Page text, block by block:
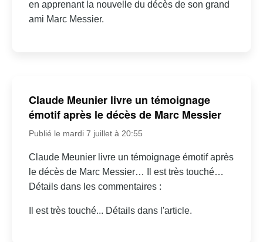
en apprenant la nouvelle du décès de son grand
ami Marc Messier.
Claude Meunier livre un témoignage
émotif après le décès de Marc Messier
Publié le mardi 7 juillet à 20:55
Claude Meunier livre un témoignage émotif après
le décès de Marc Messier… Il est très touché…
Détails dans les commentaires :
Il est très touché... Détails dans l'article.